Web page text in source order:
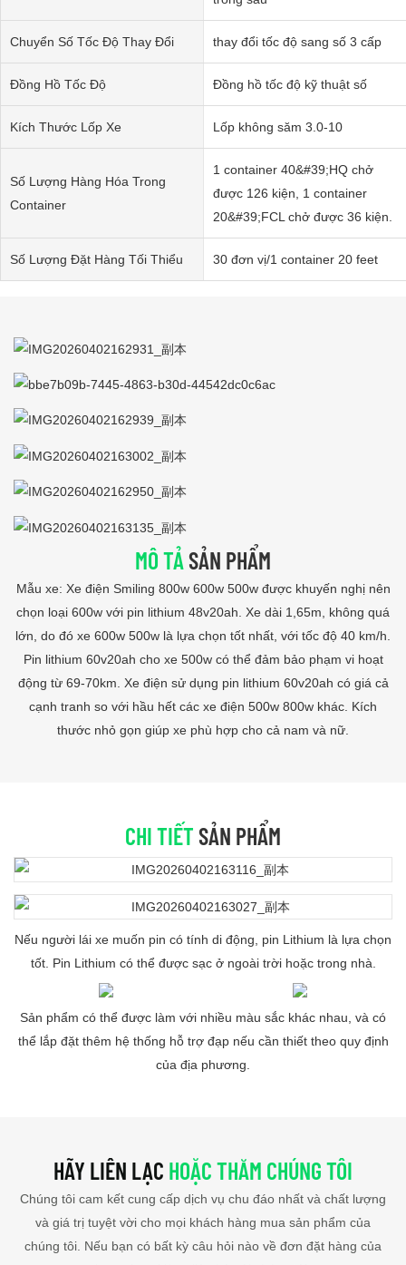
Chuyển Số Tốc Độ Thay Đổi thay đổi tốc độ sang số 3 cấp
Đồng Hồ Tốc Độ Đồng hồ tốc độ kỹ thuật số
Kích Thước Lốp Xe Lốp không săm 3.0-10
Số Lượng Hàng Hóa Trong
Container
1 container 40&#39;HQ chở
được 126 kiện, 1 container
20&#39;FCL chở được 36 kiện.
Số Lượng Đặt Hàng Tối Thiểu 30 đơn vị/1 container 20 feet
MÔ TẢSẢN PHẨM
Mẫu xe: Xe điện Smiling 800w 600w 500w được khuyến nghị nên
chọn loại 600w với pin lithium 48v20ah. Xe dài 1,65m, không quá
lớn, do đó xe 600w 500w là lựa chọn tốt nhất, với tốc độ 40 km/h.
Pin lithium 60v20ah cho xe 500w có thể đảm bảo phạm vi hoạt
động từ 69-70km. Xe điện sử dụng pin lithium 60v20ah có giá cả
cạnh tranh so với hầu hết các xe điện 500w 800w khác. Kích
thước nhỏ gọn giúp xe phù hợp cho cả nam và nữ.
CHI TIẾTSẢN PHẨM
Nếu người lái xe muốn pin có tính di động, pin Lithium là lựa chọn
tốt. Pin Lithium có thể được sạc ở ngoài trời hoặc trong nhà.
Sản phẩm có thể được làm với nhiều màu sắc khác nhau, và có
thể lắp đặt thêm hệ thống hỗ trợ đạp nếu cần thiết theo quy định
của địa phương.
HÃY LIÊN LẠC HOẶC THĂM CHÚNG TÔI
Chúng tôi cam kết cung cấp dịch vụ chu đáo nhất và chất lượng
và giá trị tuyệt vời cho mọi khách hàng mua sản phẩm của
chúng tôi. Nếu bạn có bất kỳ câu hỏi nào về đơn đặt hàng của